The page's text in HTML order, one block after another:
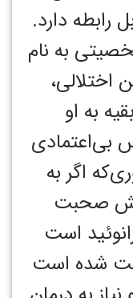
رابطه دارد.
به نام
اختلالی،
به او
بی‌اعتمادی
اگر به
صحبت
است
شده است